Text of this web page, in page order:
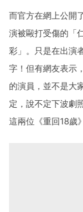
而官方在網上公開
演被毆打受傷的「
彩」。只是在出演
字！但有網友表示
的演員，並不是大
定，說不定下波劇
這兩位《重回18歲